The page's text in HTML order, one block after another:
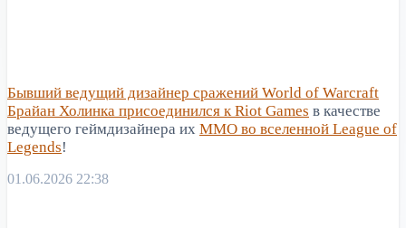
Бывший ведущий дизайнер сражений World of Warcraft
Брайан Холинка присоединился к Riot Games в качестве
ведущего геймдизайнера их MMO во вселенной League of
Legends!
01.06.2026 22:38